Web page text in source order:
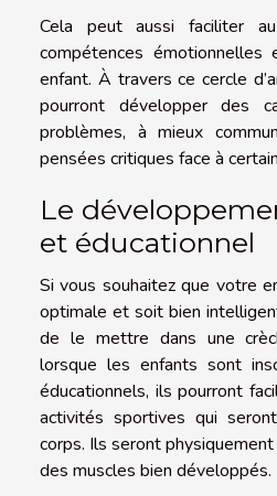
Cela peut aussi faciliter
compétences
enfant. À travers ce cercle
pourront développer des
problèmes, à mieux
pensées critiques face à
Le
et éducationnel
Si vous souhaitez que votre
optimale et soit bien
de le mettre dans une
lorsque les enfants sont
éducationnels, ils pourront
activités sportives qui
corps. Ils seront
des muscles bien développés.